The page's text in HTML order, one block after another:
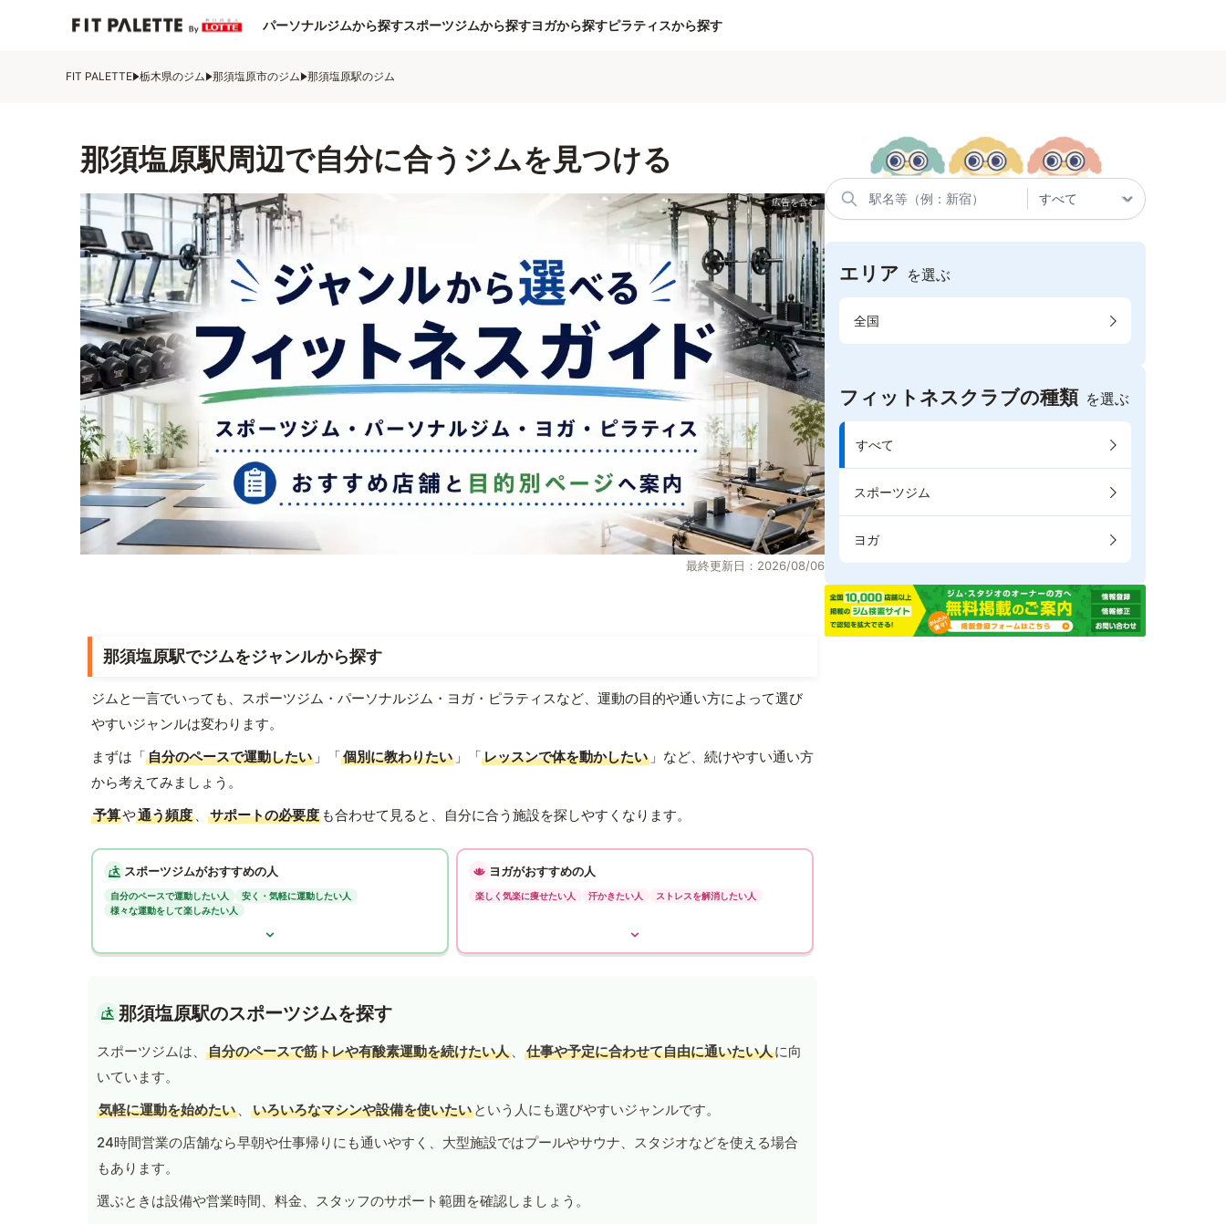
パーソナルジムから探すスポーツジムから探すヨガから探すピラティスから探す
FIT PALETTE 栃木県のジム 那須塩原市のジム 那須塩原駅のジム
那須塩原駅周辺で自分に合うジムを見つける
最終更新日：2026/08/06
那須塩原駅でジムをジャンルから探す
ジムと一言でいっても、スポーツジム・パーソナルジム・ヨガ・ピラティスなど、運動の目的や通い方によって選び
やすいジャンルは変わります。
まずは「自分のペースで運動したい 」「個別に教わりたい 」「レッスンで体を動かしたい 」など、続けやすい通い方
から考えてみましょう。
予算や通う頻度 、 サポートの必要度 も合わせて見ると、自分に合う施設を探しやすくなります。
スポーツジムがおすすめの人
自分のペースで運動したい人
安く・気軽に運動したい人
様々な運動をして楽しみたい人
ヨガがおすすめの人
楽しく気楽に痩せたい人 汗かきたい人 ストレスを解消したい人
那須塩原駅のスポーツジムを探す
スポーツジムは、 自分のペースで筋トレや有酸素運動を続けたい人 、 仕事や予定に合わせて自由に通いたい人に向
いています。
気軽に運動を始めたい 、 いろいろなマシンや設備を使いたい という人にも選びやすいジャンルです。
24時間営業の店舗なら早朝や仕事帰りにも通いやすく、大型施設ではプールやサウナ、スタジオなどを使える場合
もあります。
選ぶときは設備や営業時間、料金、スタッフのサポート範囲を確認しましょう。
エリア を選ぶ
全国
フィットネスクラブの種類 を選ぶ
すべて
スポーツジム
ヨガ